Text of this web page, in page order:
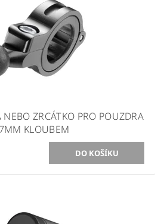
ZRCÁTKO PRO POUZDRA
KLOUBEM